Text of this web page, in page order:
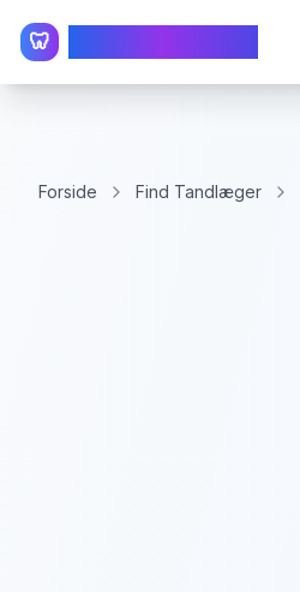
🦷
Forside Find Tandlæger